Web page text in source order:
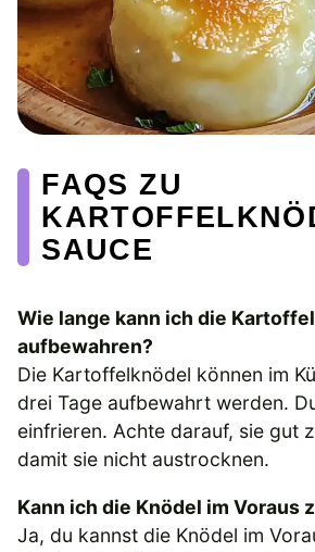
FAQS ZU
SAUCE
Wie lange kann ich die
aufbewahren?
Die Kartoffelknödel können im
drei Tage aufbewahrt werden.
einfrieren. Achte darauf, sie gut
damit sie nicht austrocknen.
Kann ich die Knödel im Voraus
Ja, du kannst die Knödel im